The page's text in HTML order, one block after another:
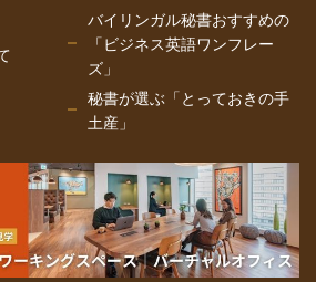
バイリンガル秘書おすすめの
「ビジネス英語ワンフレー
ズ」
秘書が選ぶ「とっておきの手
土産」